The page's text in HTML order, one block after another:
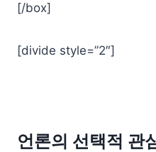
[/box]
[divide style=”2″]
언론의 선택적 관